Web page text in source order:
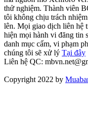
thử nghiệm. Thành viên
tôi không chịu trách
lên. Mọi giao dịch liên hệ
hiện mọi hành vi đăng tin
danh mục cấm, vi phạm
chúng tôi sẽ xử lý Tại đây
Liên hệ QC:
Copyright 2022 by